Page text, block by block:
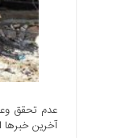
عدم تحقق
آخرین خبرها